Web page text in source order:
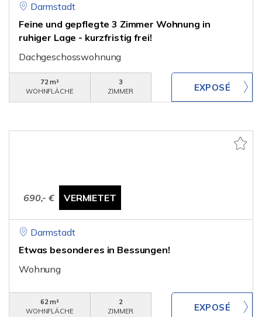
Darmstadt
Feine und gepflegte 3 Zimmer Wohnung in
ruhiger Lage - kurzfristig frei!
Dachgeschosswohnung
72 m²
WOHNFLÄCHE
3
ZIMMER
690,- € VERMIETET
Darmstadt
Etwas besonderes in Bessungen!
Wohnung
62 m²
WOHNFLÄCHE
2
ZIMMER